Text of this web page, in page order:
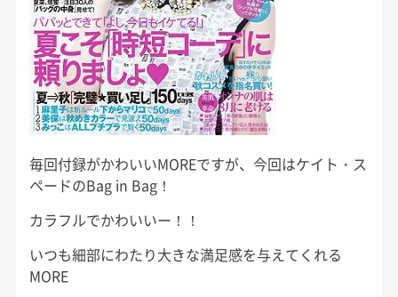
毎回付録がかわいいMOREですが、今回はケイト・ス
ペードのBag in Bag！
カラフルでかわいいー！！
いつも細部にわたり大きな満足感を与えてくれる
MORE